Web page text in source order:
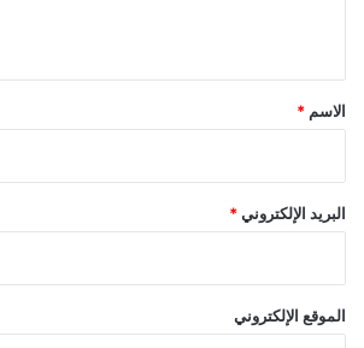
*
الاسم *
البريد الإلكتروني *
الموقع الإلكتروني